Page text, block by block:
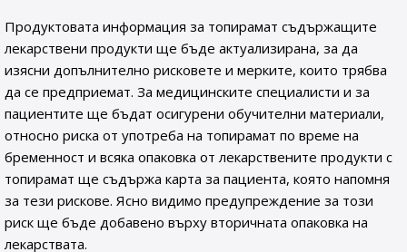
Продуктовата информация за топирамат съдържащите
лекарствени продукти ще бъде актуализирана, за да
изясни допълнително рисковете и мерките, които трябва
да се предприемат. За медицинските специалисти и за
пациентите ще бъдат осигурени обучителни материали,
относно риска от употреба на топирамат по време на
бременност и всяка опаковка от лекарствените продукти с
топирамат ще съдържа карта за пациента, която напомня
за тези рискове. Ясно видимо предупреждение за този
риск ще бъде добавено върху вторичната опаковка на
лекарствата.